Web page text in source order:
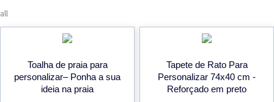
all
Toalha de praia para
personalizar– Ponha a sua
ideia na praia
Tapete de Rato Para
Personalizar 74x40 cm -
Reforçado em preto